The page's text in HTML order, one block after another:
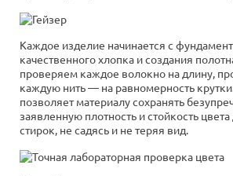
Каждое изделие начинается с
качественного хлопка и создания
проверяем каждое волокно на длину,
каждую нить — на равномерность
позволяет материалу сохранять
заявленную плотность и стойкость
стирок, не садясь и не теряя вид.